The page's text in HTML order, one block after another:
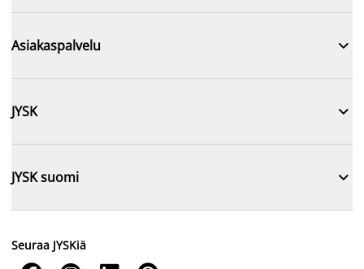
Asiakaspalvelu 
JYSK 
JYSK suomi 
Seuraa JYSKiä